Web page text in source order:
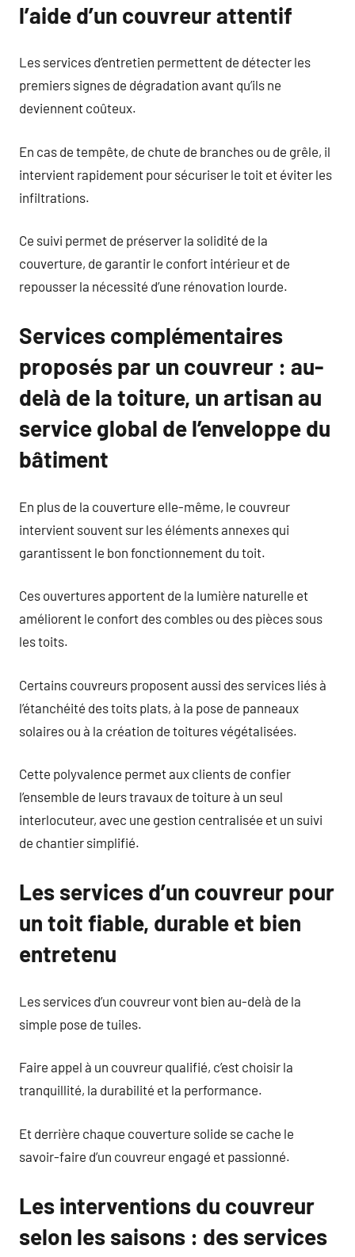
l’aide d’un couvreur attentif
Les services d’entretien permettent de détecter les
premiers signes de dégradation avant qu’ils ne
deviennent coûteux.
En cas de tempête, de chute de branches ou de grêle, il
intervient rapidement pour sécuriser le toit et éviter les
infiltrations.
Ce suivi permet de préserver la solidité de la
couverture, de garantir le confort intérieur et de
repousser la nécessité d’une rénovation lourde.
Services complémentaires
proposés par un couvreur : au-
delà de la toiture, un artisan au
service global de l’enveloppe du
bâtiment
En plus de la couverture elle-même, le couvreur
intervient souvent sur les éléments annexes qui
garantissent le bon fonctionnement du toit.
Ces ouvertures apportent de la lumière naturelle et
améliorent le confort des combles ou des pièces sous
les toits.
Certains couvreurs proposent aussi des services liés à
l’étanchéité des toits plats, à la pose de panneaux
solaires ou à la création de toitures végétalisées.
Cette polyvalence permet aux clients de confier
l’ensemble de leurs travaux de toiture à un seul
interlocuteur, avec une gestion centralisée et un suivi
de chantier simplifié.
Les services d’un couvreur pour
un toit fiable, durable et bien
entretenu
Les services d’un couvreur vont bien au-delà de la
simple pose de tuiles.
Faire appel à un couvreur qualifié, c’est choisir la
tranquillité, la durabilité et la performance.
Et derrière chaque couverture solide se cache le
savoir-faire d’un couvreur engagé et passionné.
Les interventions du couvreur
selon les saisons : des services